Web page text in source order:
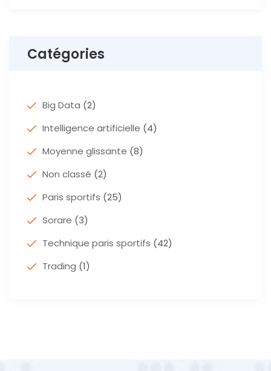
Catégories
Big Data (2)
Intelligence artificielle (4)
Moyenne glissante (8)
Non classé (2)
Paris sportifs (25)
Sorare (3)
Technique paris sportifs (42)
Trading (1)